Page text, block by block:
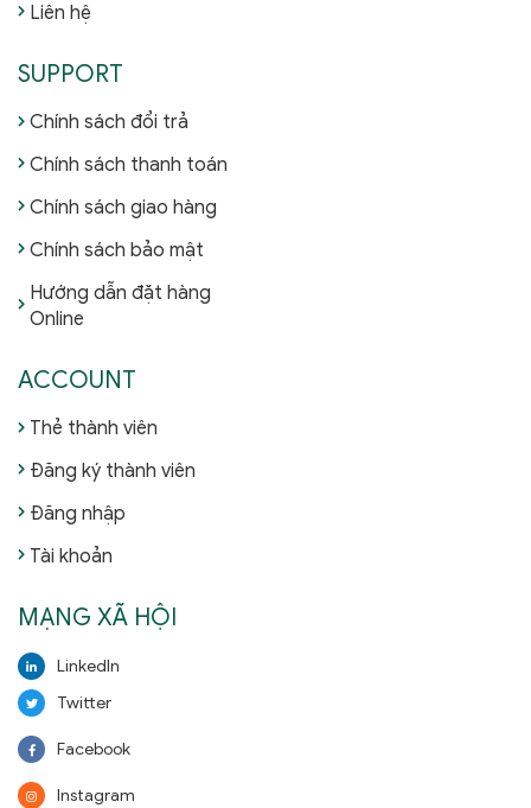
Liên hệ
SUPPORT
Chính sách đổi trả
Chính sách thanh toán
Chính sách giao hàng
Chính sách bảo mật
Hướng dẫn đặt hàng
Online
ACCOUNT
Thẻ thành viên
Đăng ký thành viên
Đăng nhập
Tài khoản
MẠNG XÃ HỘI
LinkedIn
Twitter
Facebook
Instagram